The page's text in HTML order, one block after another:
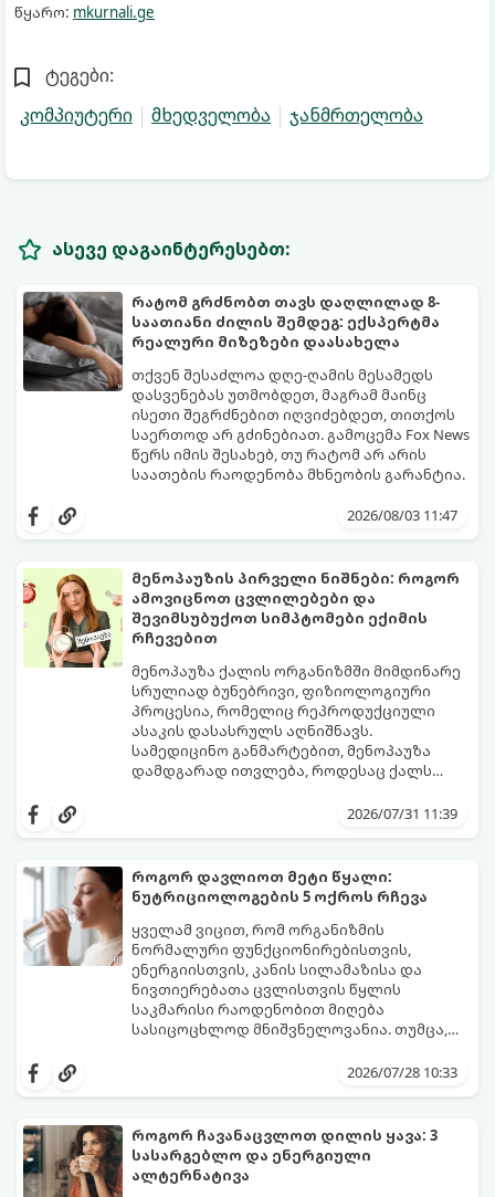
წყარო: mkurnali.ge
ტეგები:
კომპიუტერი
მხედველობა ჯანმრთელობა
ასევე დაგაინტერესებთ:
რატომ გრძნობთ თავს დაღლილად 8-
საათიანი ძილის შემდეგ: ექსპერტმა
რეალური მიზეზები დაასახელა
თქვენ შესაძლოა დღე-ღამის მესამედს
დასვენებას უთმობდეთ, მაგრამ მაინც
ისეთი შეგრძნებით იღვიძებდეთ, თითქოს
საერთოდ არ გძინებიათ. გამოცემა Fox News
წერს იმის შესახებ, თუ რატომ არ არის
საათების რაოდენობა მხნეობის გარანტია.
2026/08/03 11:47
მენოპაუზის პირველი ნიშნები: როგორ
ამოვიცნოთ ცვლილებები და
შევიმსუბუქოთ სიმპტომები ექიმის
რჩევებით
მენოპაუზა ქალის ორგანიზმში მიმდინარე
სრულიად ბუნებრივი, ფიზიოლოგიური
პროცესია, რომელიც რეპროდუქციული
ასაკის დასასრულს აღნიშნავს.
სამედიცინო განმარტებით, მენოპაუზა
დამდგარად ითვლება, როდესაც ქალს
ცვლილებები ამ მომენტამდე ბევრად ადრე
საშუალოდ 40-დან 50 წლამდე ასაკში იწყება
და შესაძლოა 4-დან 8 წლამდე
გაგრძელდეს).
იმისათვის, რომ ეს პერიოდი შფოთვის
გარეშე გაიაროთ, მნიშვნელოვანია
იცოდეთ, რა სიგნალებს გზავნის ორგანიზმი
და როგორ შეიმსუბუქოთ მდგომარეობა
მეან-გინეკოლოგებისა და
ნუტრიციოლოგების რეკომენდაციებით.
2026/07/31 11:39
როგორ დავლიოთ მეტი წყალი:
ნუტრიციოლოგების 5 ოქროს რჩევა
ყველამ ვიცით, რომ ორგანიზმის
ნორმალური ფუნქციონირებისთვის,
ენერგიისთვის, კანის სილამაზისა და
ნივთიერებათა ცვლისთვის წყლის
საკმარისი რაოდენობით მიღება
სასიცოცხლოდ მნიშვნელოვანია. თუმცა,
უბრალოდ ჩვევის არქონის გამო, დღის
გამოწვევად რჩება.
დალევა ან მისი გემო მოსაწყენი
დაგეხმარებათ, წყლის სმა
ყოველდღიურ, სასიამოვნო ჩვევად
აქციოთ.
2026/07/28 10:33
როგორ ჩავანაცვლოთ დილის ყავა: 3
სასარგებლო და ენერგიული
ალტერნატივა